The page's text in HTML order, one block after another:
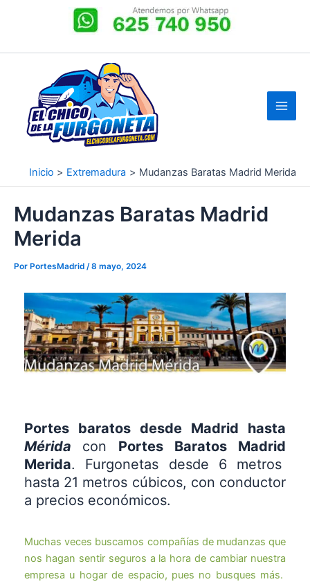
Inicio Extremadura Mudanzas Baratas Madrid Merida
Mudanzas Baratas Madrid
Merida
Por PortesMadrid /8 mayo, 2024
Portes baratos desde Madrid hasta
Mérida con Portes Baratos Madrid
Merida. Furgonetas desde 6 metros
hasta 21 metros cúbicos, con conductor
a precios económicos.
Muchas veces buscamos compañías de mudanzas que
nos hagan sentir seguros a la hora de cambiar nuestra
empresa u hogar de espacio, pues no busques más.